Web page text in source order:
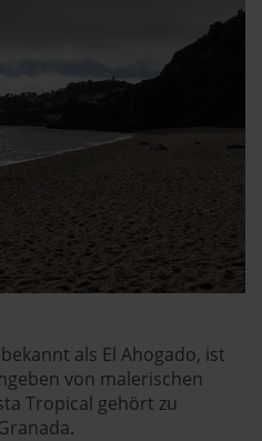
als El Ahogado, ist
von malerischen
Tropical gehört zu